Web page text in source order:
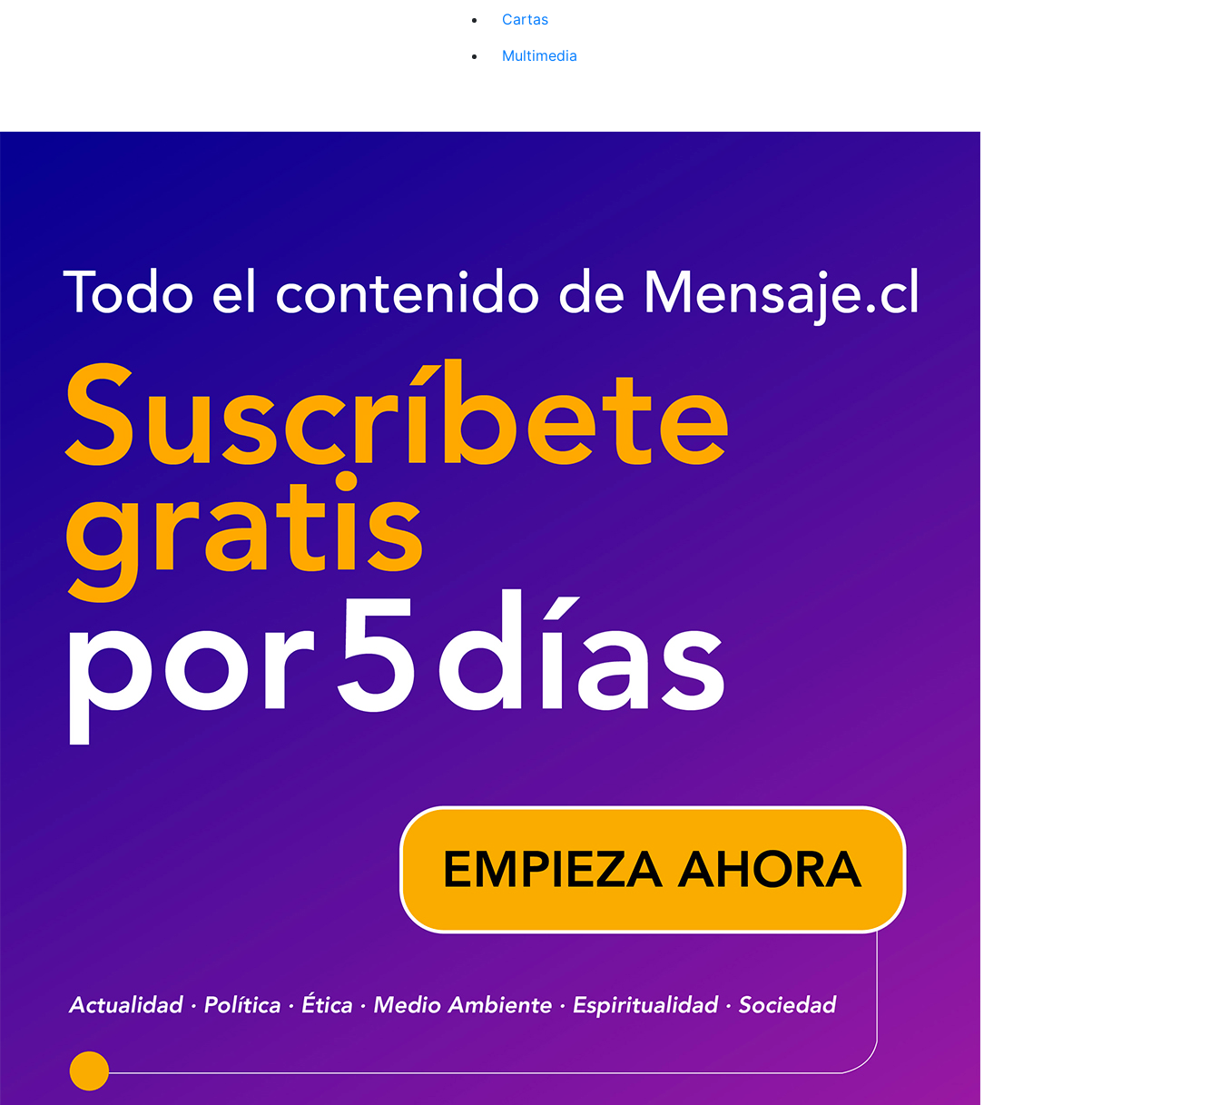
Cartas
Multimedia